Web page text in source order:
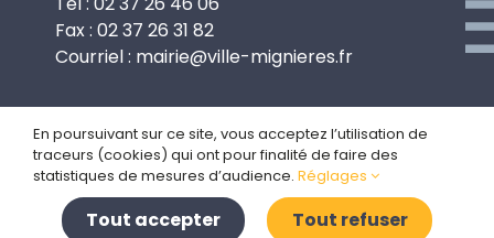
Fax : 02 37 26 31 82
Courriel : mairie@ville-mignieres.fr
Politique de confidentialité
Gestion des cookies
Plan du site
En poursuivant sur ce site, vous acceptez l’utilisation de
traceurs (cookies) qui ont pour finalité de faire des
statistiques de mesures d’audience. Réglages
Tout accepter Tout refuser